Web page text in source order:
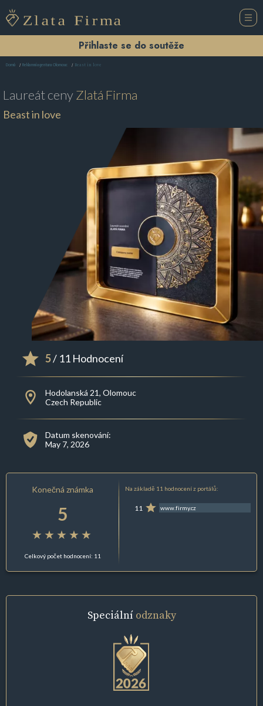
Přihlaste se do soutěže
Domů Reklamní agentura Olomouc Beast in love
Laureát cenyZlatá Firma
Beast in love
5/ 11 Hodnocení
Hodolanská 21, Olomouc
Czech Republic
Datum skenování:
May 7, 2026
Konečná známka
5
Celkový počet hodnocení: 11
Na základě 11 hodnocení z portálů:
11 www.firmy.cz
Speciální odznaky